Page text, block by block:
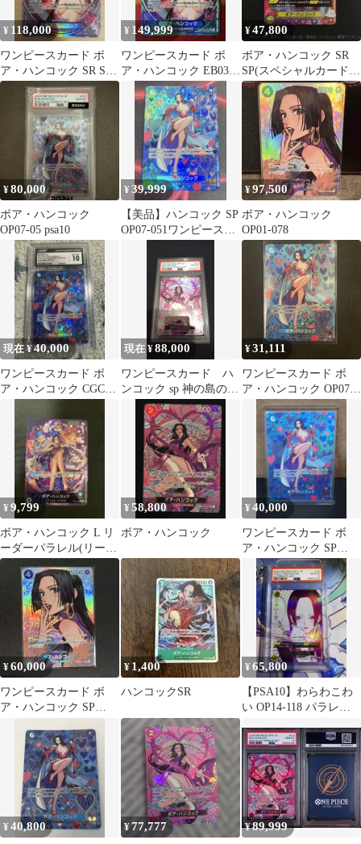
¥ 118,000
ワンピースカード ボ
ア・ハンコック SR SP
EB03-026
¥ 149,999
ワンピースカード ボ
ア・ハンコック EB03-
026 sp ヒロインズ
¥47,800
ボア・ハンコック SR
SP(スペシャルカード)
OP14-112
¥80,000
ボア・ハンコック
OP07-05 psa10
¥39,999
【美品】ハンコック SP
OP07-051ワンピースカ
¥97,500
ボア・ハンコック
OP01-078
現在 ¥40,000
ワンピースカード ボ
ア・ハンコック CGC
10、24時間以内に発送
可能です。
現在 ¥88,000
ワンピースカード ハ
ンコック sp 神の島の冒
険 op12-014 psa10
¥31,111
ワンピースカード ボ
ア・ハンコック OP07-
051 SR
¥9,799
ボア・ハンコック L リ
ーダーパラレル(リーパ
ラ) OP07-038
¥58,800
ボア・ハンコック
¥40,000
ワンピースカード ボ
ア・ハンコック SP
OP07-051 SR
¥60,000
ワンピースカード ボ
ア・ハンコック SP
¥ 1,400
ハンコックSR
¥65,800
【PSA10】わらわこわ
い OP14-118 パラレル
¥40,800 ¥77,777 ¥89,999